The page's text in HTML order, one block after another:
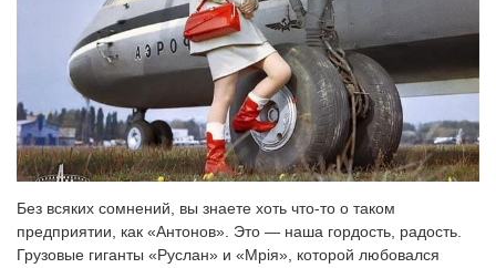
Без всяких сомнений, вы знаете хоть что-то о таком
предприятии, как «Антонов». Это — наша гордость, радость.
Грузовые гиганты «Руслан» и «Мрія», которой любовался